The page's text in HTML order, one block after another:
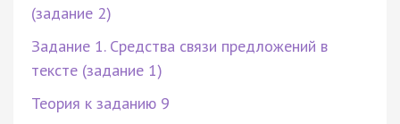
(задание 2)
Задание 1. Средства связи предложений в
тексте (задание 1)
Теория к заданию 9